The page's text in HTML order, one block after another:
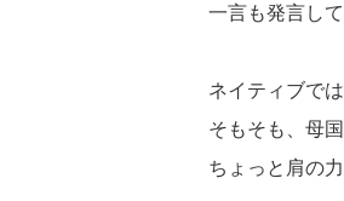
一言も発言し
ネイティブで
そもそも、母
ちょっと肩の